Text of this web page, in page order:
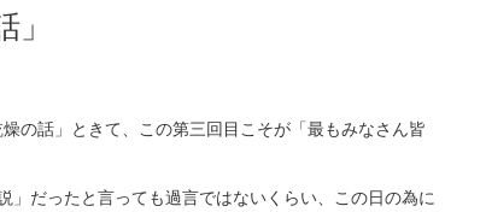
の話」ときて、この第三回目こそが「最もみなさん皆
だったと言っても過言ではないくらい、この日の為に